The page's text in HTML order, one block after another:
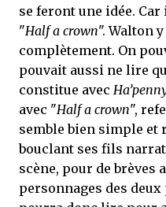
se feront une idée.
"Half a crown". Walton
complètement. On
pouvait aussi ne lire
constitue avec
avec "Half a crown",
semble bien simple et
bouclant ses fils
scène, pour de brèves
personnages des